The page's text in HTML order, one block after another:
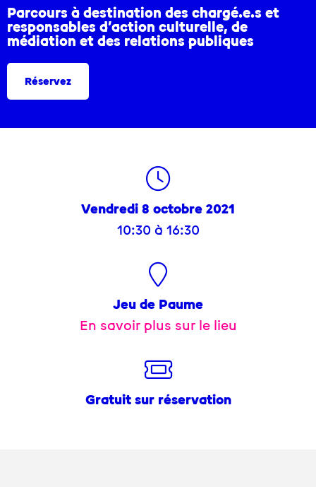
Parcours à destination des chargé.e.s et
responsables d’action culturelle, de
médiation et des relations publiques
Réservez
Vendredi 8 octobre 2021
10:30 à 16:30
Jeu de Paume
En savoir plus sur le lieu
Gratuit sur réservation